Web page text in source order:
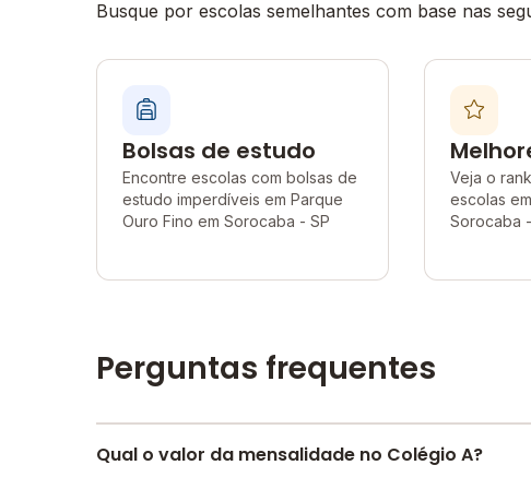
Busque por escolas semelhantes com base nas
Bolsas de estudo
Encontre escolas com bolsas de
estudo imperdíveis em Parque
Ouro Fino em Sorocaba - SP
Veja o
escolas
Sorocaba
Perguntas frequentes
Qual o valor da mensalidade no Colégio A?